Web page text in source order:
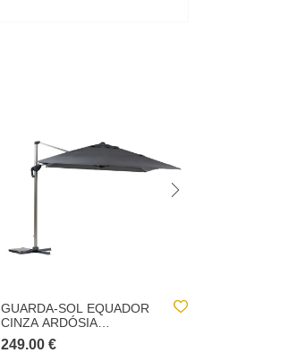
GUARDA-SOL EQUADOR
CINZA ARDÓSIA
ADONIZADO 3X4M
249.00 €